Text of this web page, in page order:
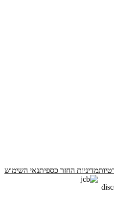
מדיניות החזר כספיתנאי השימוש